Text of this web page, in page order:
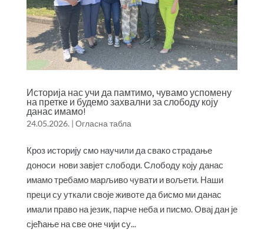
Историја нас учи да памтимо, чувамо успомену
на претке и будемо захвални за слободу коју
данас имамо!
24.05.2026. | Огласна табла
Кроз историју смо научили да свако страдање
доноси нови завјет слободи. Слободу коју данас
имамо требамо марљиво чувати и вољети. Наши
преци су уткали своје животе да бисмо ми данас
имали право на језик, парче неба и писмо. Овај дан је
сјећање на све оне чији су...